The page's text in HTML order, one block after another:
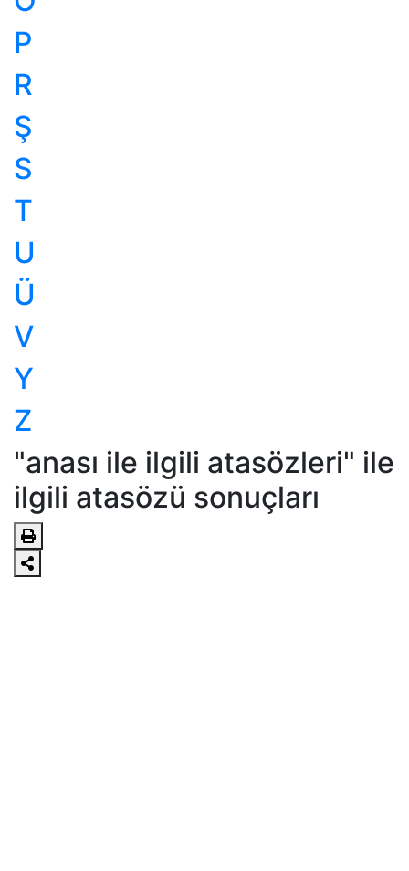
P
R
Ş
S
T
U
Ü
V
Y
Z
"anası ile ilgili atasözleri" ile
ilgili atasözü sonuçları